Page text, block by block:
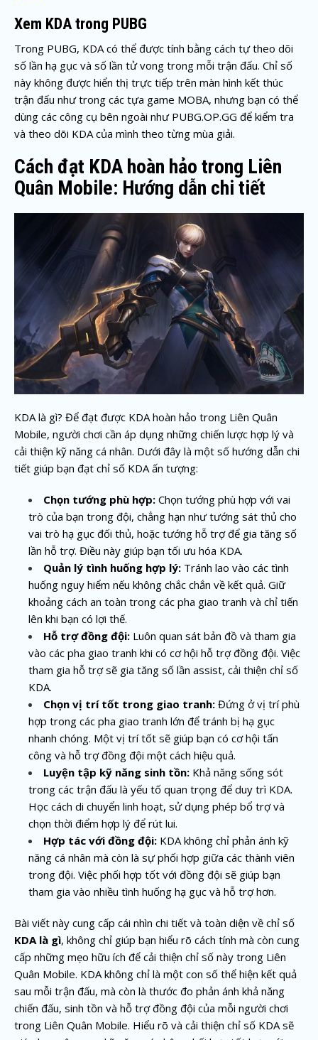
Xem KDA trong PUBG
Trong PUBG, KDA có thể được tính bằng cách tự theo dõi
số lần hạ gục và số lần tử vong trong mỗi trận đấu. Chỉ số
này không được hiển thị trực tiếp trên màn hình kết thúc
trận đấu như trong các tựa game MOBA, nhưng bạn có thể
dùng các công cụ bên ngoài như PUBG.OP.GG để kiểm tra
và theo dõi KDA của mình theo từng mùa giải.
Cách đạt KDA hoàn hảo trong Liên
Quân Mobile: Hướng dẫn chi tiết
KDA là gì? Để đạt được KDA hoàn hảo trong Liên Quân
Mobile, người chơi cần áp dụng những chiến lược hợp lý và
cải thiện kỹ năng cá nhân. Dưới đây là một số hướng dẫn chi
tiết giúp bạn đạt chỉ số KDA ấn tượng:
Chọn tướng phù hợp: Chọn tướng phù hợp với vai
trò của bạn trong đội, chẳng hạn như tướng sát thủ cho
vai trò hạ gục đối thủ, hoặc tướng hỗ trợ để gia tăng số
lần hỗ trợ. Điều này giúp bạn tối ưu hóa KDA.
Quản lý tình huống hợp lý: Tránh lao vào các tình
huống nguy hiểm nếu không chắc chắn về kết quả. Giữ
khoảng cách an toàn trong các pha giao tranh và chỉ tiến
lên khi bạn có lợi thế.
Hỗ trợ đồng đội: Luôn quan sát bản đồ và tham gia
vào các pha giao tranh khi có cơ hội hỗ trợ đồng đội. Việc
tham gia hỗ trợ sẽ gia tăng số lần assist, cải thiện chỉ số
KDA.
Chọn vị trí tốt trong giao tranh: Đứng ở vị trí phù
hợp trong các pha giao tranh lớn để tránh bị hạ gục
nhanh chóng. Một vị trí tốt sẽ giúp bạn có cơ hội tấn
công và hỗ trợ đồng đội một cách hiệu quả.
Luyện tập kỹ năng sinh tồn: Khả năng sống sót
trong các trận đấu là yếu tố quan trọng để duy trì KDA.
Học cách di chuyển linh hoạt, sử dụng phép bổ trợ và
chọn thời điểm hợp lý để rút lui.
Hợp tác với đồng đội: KDA không chỉ phản ánh kỹ
năng cá nhân mà còn là sự phối hợp giữa các thành viên
trong đội. Việc phối hợp tốt với đồng đội sẽ giúp bạn
tham gia vào nhiều tình huống hạ gục và hỗ trợ hơn.
Bài viết này cung cấp cái nhìn chi tiết và toàn diện về chỉ số
KDA là gì, không chỉ giúp bạn hiểu rõ cách tính mà còn cung
cấp những mẹo hữu ích để cải thiện chỉ số này trong Liên
Quân Mobile. KDA không chỉ là một con số thể hiện kết quả
sau mỗi trận đấu, mà còn là thước đo phản ánh khả năng
chiến đấu, sinh tồn và hỗ trợ đồng đội của mỗi người chơi
trong Liên Quân Mobile. Hiểu rõ và cải thiện chỉ số KDA sẽ